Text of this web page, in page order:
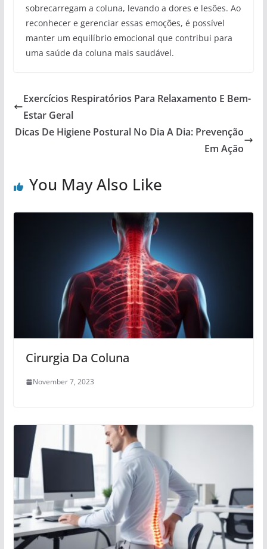
sobrecarregam a coluna, levando a dores e lesões. Ao
reconhecer e gerenciar essas emoções, é possível
manter um equilíbrio emocional que contribui para
uma saúde da coluna mais saudável.
Exercícios Respiratórios Para Relaxamento E Bem-
Estar Geral
Dicas De Higiene Postural No Dia A Dia: Prevenção
Em Ação
You May Also Like
Cirurgia Da Coluna
November 7, 2023